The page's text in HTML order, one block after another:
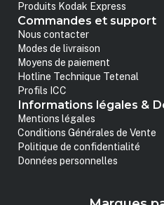
Produits Kodak Express
Commandes et support
Nous contacter
Modes de livraison
Moyens de paiement
Hotline Technique Tetenal
Profils ICC
Informations légales &
Mentions légales
Conditions Générales de Vente
Politique de confidentialité
Données personnelles